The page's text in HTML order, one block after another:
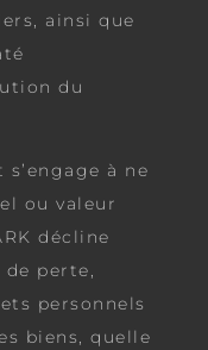
ainsi que
du
à ne
ou valeur
décline
perte,
personnels
biens, quelle